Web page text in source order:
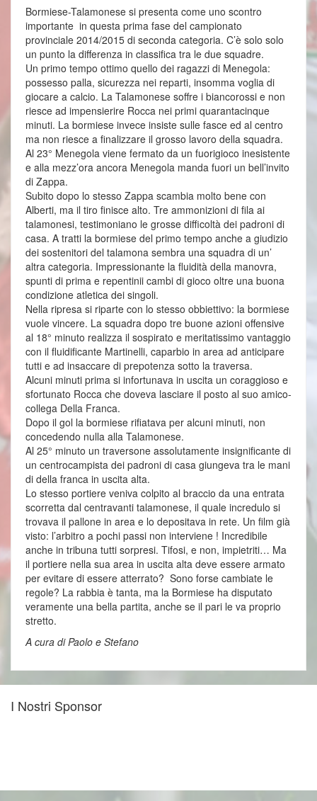
Bormiese-Talamonese si presenta come uno scontro
importante in questa prima fase del campionato
provinciale 2014/2015 di seconda categoria. C’è solo solo
un punto la differenza in classifica tra le due squadre.
Un primo tempo ottimo quello dei ragazzi di Menegola:
possesso palla, sicurezza nei reparti, insomma voglia di
giocare a calcio. La Talamonese soffre i biancorossi e non
riesce ad impensierire Rocca nei primi quarantacinque
minuti. La bormiese invece insiste sulle fasce ed al centro
ma non riesce a finalizzare il grosso lavoro della squadra.
Al 23° Menegola viene fermato da un fuorigioco inesistente
e alla mezz’ora ancora Menegola manda fuori un bell’invito
di Zappa.
Subito dopo lo stesso Zappa scambia molto bene con
Alberti, ma il tiro finisce alto. Tre ammonizioni di fila ai
talamonesi, testimoniano le grosse difficoltà dei padroni di
casa. A tratti la bormiese del primo tempo anche a giudizio
dei sostenitori del talamona sembra una squadra di un’
altra categoria. Impressionante la fluidità della manovra,
spunti di prima e repentinii cambi di gioco oltre una buona
condizione atletica dei singoli.
Nella ripresa si riparte con lo stesso obbiettivo: la bormiese
vuole vincere. La squadra dopo tre buone azioni offensive
al 18° minuto realizza il sospirato e meritatissimo vantaggio
con il fluidificante Martinelli, caparbio in area ad anticipare
tutti e ad insaccare di prepotenza sotto la traversa.
Alcuni minuti prima si infortunava in uscita un coraggioso e
sfortunato Rocca che doveva lasciare il posto al suo amico-
collega Della Franca.
Dopo il gol la bormiese rifiatava per alcuni minuti, non
concedendo nulla alla Talamonese.
Al 25° minuto un traversone assolutamente insignificante di
un centrocampista dei padroni di casa giungeva tra le mani
di della franca in uscita alta.
Lo stesso portiere veniva colpito al braccio da una entrata
scorretta dal centravanti talamonese, il quale incredulo si
trovava il pallone in area e lo depositava in rete. Un film già
visto: l’arbitro a pochi passi non interviene ! Incredibile
anche in tribuna tutti sorpresi. Tifosi, e non, impietriti… Ma
il portiere nella sua area in uscita alta deve essere armato
per evitare di essere atterrato? Sono forse cambiate le
regole? La rabbia è tanta, ma la Bormiese ha disputato
veramente una bella partita, anche se il pari le va proprio
stretto.
A cura di Paolo e Stefano
I Nostri Sponsor